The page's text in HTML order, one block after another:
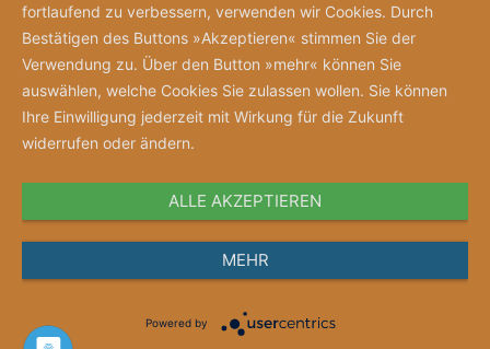
fortlaufend zu verbessern, verwenden wir Cookies. Durch
Bestätigen des Buttons »Akzeptieren« stimmen Sie der
Verwendung zu. Über den Button »mehr« können Sie
auswählen, welche Cookies Sie zulassen wollen. Sie können
Ihre Einwilligung jederzeit mit Wirkung für die Zukunft
widerrufen oder ändern.
ALLE AKZEPTIEREN
MEHR
Powered by